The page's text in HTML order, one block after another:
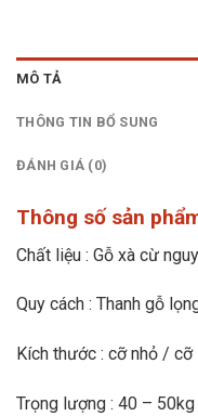
MÔ TẢ
THÔNG TIN BỔ SUNG
ĐÁNH GIÁ (0)
Thông số sản
Chất liệu : Gỗ xà cừ
Quy cách : Thanh gỗ
Kích thước : cỡ nhỏ / cỡ
Trọng lượng : 40 – 50kg